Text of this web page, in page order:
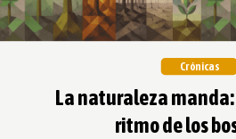
Crónicas
La naturaleza
ritmo de los